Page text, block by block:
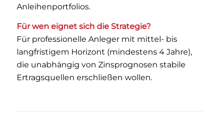
Anleihenportfolios.
Für wen eignet sich die Strategie?
Für professionelle Anleger mit mittel- bis
langfristigem Horizont (mindestens 4 Jahre),
die unabhängig von Zinsprognosen stabile
Ertragsquellen erschließen wollen.